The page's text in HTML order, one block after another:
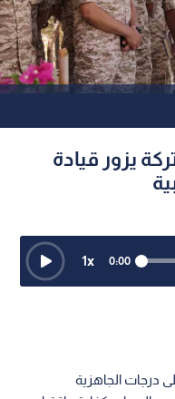
يزور قيادة
0:00
1x
درجات الجاهزية